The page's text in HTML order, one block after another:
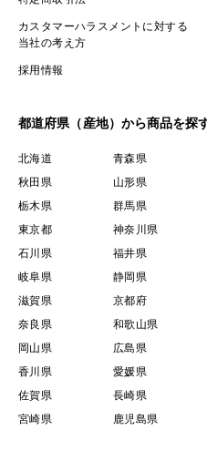
カスタマーハラスメントに対する
当社の考え方
採用情報
都道府県（産地）から商品を探
北海道 青森県
秋田県
山形県
栃木県
群馬県
東京都
神奈川県
石川県
福井県
岐阜県
静岡県
滋賀県
京都府
奈良県
和歌山県
岡山県
広島県
香川県
愛媛県
佐賀県
長崎県
宮崎県
鹿児島県